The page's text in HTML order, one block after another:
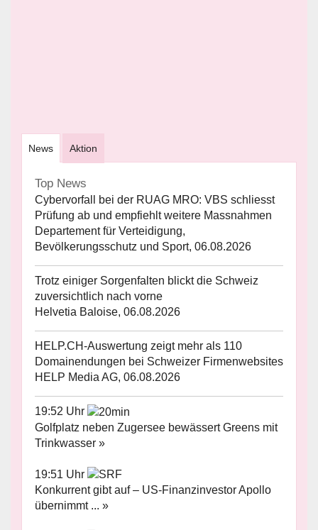
News Aktion
Top News
Cybervorfall bei der RUAG MRO: VBS schliesst
Prüfung ab und empfiehlt weitere Massnahmen
Departement für Verteidigung,
Bevölkerungsschutz und Sport, 06.08.2026
Trotz einiger Sorgenfalten blickt die Schweiz
zuversichtlich nach vorne
Helvetia Baloise, 06.08.2026
HELP.CH-Auswertung zeigt mehr als 110
Domainendungen bei Schweizer Firmenwebsites
HELP Media AG, 06.08.2026
19:52 Uhr
Golfplatz neben Zugersee bewässert Greens mit
Trinkwasser »
19:51 Uhr
Konkurrent gibt auf – US-Finanzinvestor Apollo
übernimmt ... »